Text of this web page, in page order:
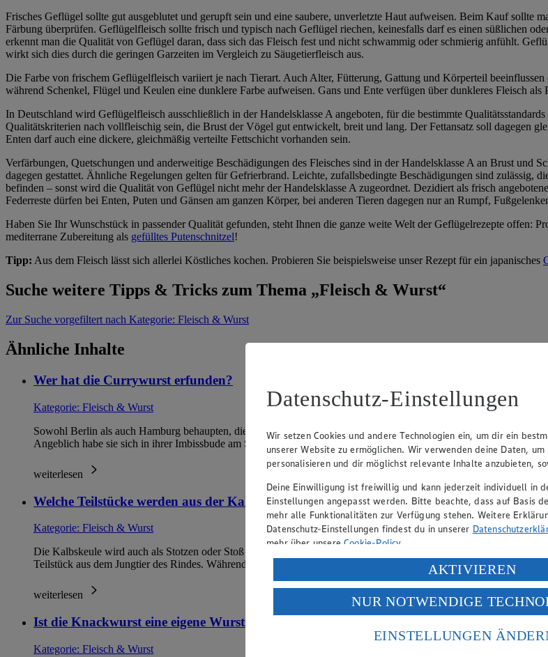
Frisches Geflügel sollte gut ausgeblutet und gerupft sein und eine saubere, unverletzte Haut aufweisen. Beim Kauf sollte
Färbung überprüfen. Geflügelfleisch sollte frisch und typisch nach Geflügel riechen, keinesfalls darf es einen süßlichen
erkennt man die Qualität von Geflügel daran, dass sich das Fleisch fest und nicht schwammig oder schmierig anfühlt.
wirkt sich dies durch die geringen Garzeiten im Vergleich zu Säugetierfleisch aus.
Die Farbe von frischem Geflügelfleisch variiert je nach Tierart. Auch Alter, Fütterung, Gattung und Körperteil
während Schenkel, Flügel und Keulen eine dunklere Farbe aufweisen. Gans und Ente verfügen über dunkleres Fleisch als
In Deutschland wird Geflügelfleisch ausschließlich in der Handelsklasse A angeboten, für die bestimmte
Qualitätskriterien nach vollfleischig sein, die Brust der Vögel gut entwickelt, breit und lang. Der Fettansatz soll dagegen
Enten darf auch eine dickere, gleichmäßig verteilte Fettschicht vorhanden sein.
Verfärbungen, Quetschungen und anderweitige Beschädigungen des Fleisches sind in der Handelsklasse A an Brust und
dagegen gestattet. Ähnliche Regelungen gelten für Gefrierbrand. Leichte, zufallsbedingte Beschädigungen sind zulässig,
befinden – sonst wird die Qualität von Geflügel nicht mehr der Handelsklasse A zugeordnet. Dezidiert als frisch
Federreste dürfen bei Enten, Puten und Gänsen am ganzen Körper, bei anderen Tieren dagegen nur an Rumpf,
Haben Sie Ihr Wunschstück in passender Qualität gefunden, steht Ihnen die ganze weite Welt der Geflügelrezepte offen:
mediterrane Zubereitung als gefülltes Putenschnitzel!
Tipp: Aus dem Fleisch lässt sich allerlei Köstliches kochen. Probieren Sie beispielsweise unser Rezept für ein japanisches
Suche weitere Tipps & Tricks zum Thema „Fleisch & Wurst“
Zur Suche vorgefiltert nach Kategorie: Fleisch & Wurst
Ähnliche Inhalte
Wer hat die Currywurst erfunden?
Kategorie: Fleisch & Wurst
Sowohl Berlin als auch Hamburg behaupten, die Currywurst erfunden zu haben. Ein Patent angemeldet hat
Angeblich habe sie sich in ihrer Imbissbude am Stut…
weiterlesen
Welche Teilstücke werden aus der Kalbskeule gewonnen?
Kategorie: Fleisch & Wurst
Die Kalbskeule wird auch als Stotzen oder Stoß bezeichnet. Sie setzt sich aus den Teilstücken Oberschale,
Teilstück aus dem Jungtier des Rindes. Während die Oberscha…
weiterlesen
Ist die Knackwurst eine eigene Wurstsorte?
Kategorie: Fleisch & Wurst
Datenschutz-Einstellungen
Wir setzen Cookies und andere Technologien ein, um dir ein
unserer Website zu ermöglichen. Wir verwenden deine Daten, um
personalisieren und dir möglichst relevante Inhalte anzubieten,
Deine Einwilligung ist freiwillig und kann jederzeit individuell in
Einstellungen angepasst werden. Bitte beachte, dass auf Basis
mehr alle Funktionalitäten zur Verfügung stehen. Weitere
Datenschutz-Einstellungen findest du in unserer
mehr über unsereCookie-Policy.
Verarbeitung deiner personenbezogenen Daten in den USA durch
Wenn du auf „Aktivieren“ klickst, willigst du im Sinne des Art.
ein, dass deine Daten in den USA verarbeitet werden. Der EuGH
einem nach europäischen Standards nicht angemessenen
Risiko eines Zugriffs durch US-amerikanische Behörden.
AKTIVIEREN
NUR NOTWENDIGE
EINSTELLUNGEN